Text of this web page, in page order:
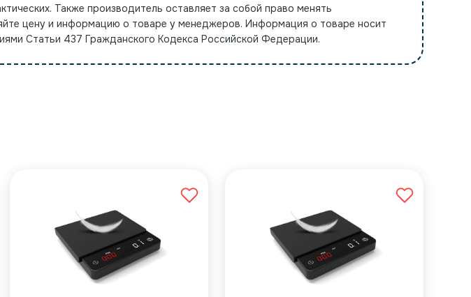
Также производитель оставляет за собой право менять
цену и информацию о товаре у менеджеров. Информация о товаре носит
Статьи 437 Гражданского Кодекса Российской Федерации.